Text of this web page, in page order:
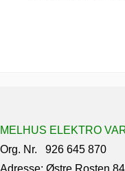
MELHUS ELEKTRO
Org. Nr. 926 645 870
Adresse: Østre Rosten